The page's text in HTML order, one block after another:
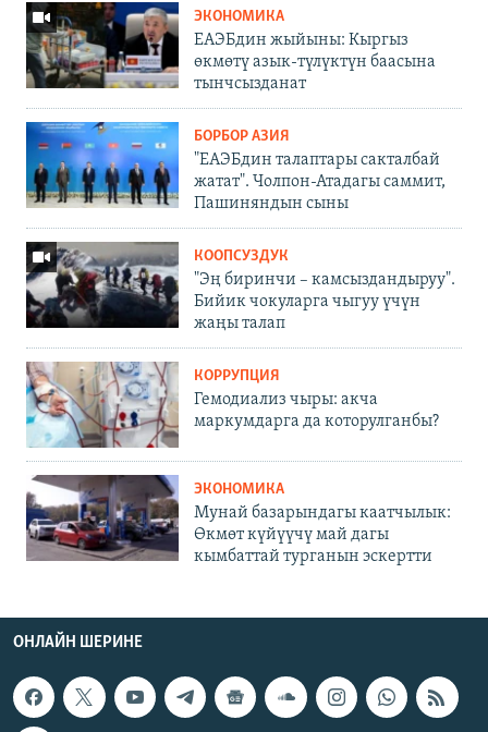
ЭКОНОМИКА
ЕАЭБдин жыйыны: Кыргыз
өкмөтү азык-түлүктүн баасына
тынчсызданат
БОРБОР АЗИЯ
"ЕАЭБдин талаптары сакталбай
жатат". Чолпон-Атадагы саммит,
Пашиняндын сыны
КООПСУЗДУК
"Эң биринчи – камсыздандыруу".
Бийик чокуларга чыгуу үчүн
жаңы талап
КОРРУПЦИЯ
Гемодиализ чыры: акча
маркумдарга да которулганбы?
ЭКОНОМИКА
Мунай базарындагы каатчылык:
Өкмөт күйүүчү май дагы
кымбаттай турганын эскертти
ОНЛАЙН ШЕРИНЕ